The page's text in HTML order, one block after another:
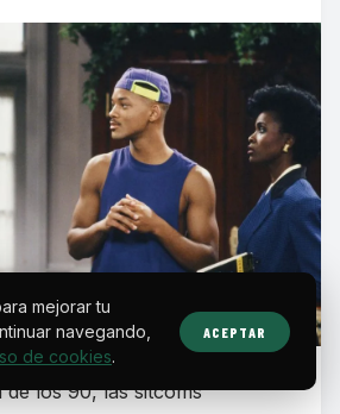
de los 90, las sitcoms
mejorar tu
navegando,
de cookies.
ACEPTAR